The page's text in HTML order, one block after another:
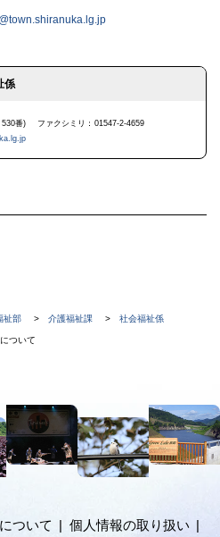
係
530番) ファクシミリ
01547-2-4659
祉部 介護福祉課 社会福祉係
ついて
ついて
個人情報の取り扱い